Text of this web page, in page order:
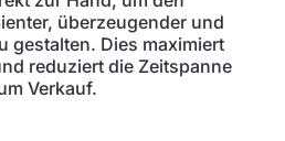
überzeugender und
gestalten. Dies maximiert
reduziert die Zeitspanne
Verkauf.